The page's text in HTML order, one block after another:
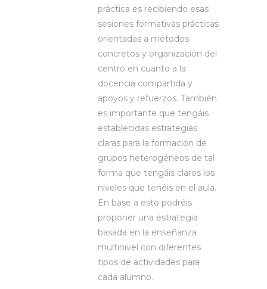
práctica es recibiendo esas
sesiones formativas prácticas
orientadas a métodos
concretos y organización del
centro en cuanto a la
docencia compartida y
apoyos y refuerzos. También
es importante que tengáis
establecidas estrategias
claras para la formación de
grupos heterogéneos de tal
forma que tengáis claros los
niveles que tenéis en el aula.
En base a esto podréis
proponer una estrategia
basada en la enseñanza
multinivel con diferentes
tipos de actividades para
cada alumno.